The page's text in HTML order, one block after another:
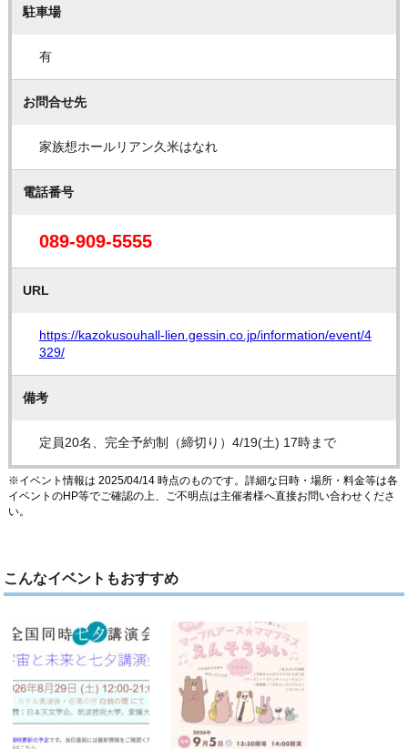
駐車場
有
お問合せ先
家族想ホールリアン久米はなれ
電話番号
089-909-5555
URL
https://kazokusouhall-lien.gessin.co.jp/information/event/4
329/
備考
定員20名、完全予約制（締切り）4/19(土) 17時まで
※イベント情報は 2025/04/14 時点のものです。詳細な日時・場所・料金等は各
イベントのHP等でご確認の上、ご不明点は主催者様へ直接お問い合わせくださ
い。
こんなイベントもおすすめ